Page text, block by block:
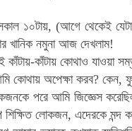
১০টায়, (আগে থেকেই
খানিক নমুনা আজ দেখলাম!
কাঁটায়-কাঁটায় কোথাও
কোথায় অপেক্ষা করব? কেন,
পরে আমি জিজ্ঞেস
শিক্ষিত লোকজন, এদেরকে মন্দ